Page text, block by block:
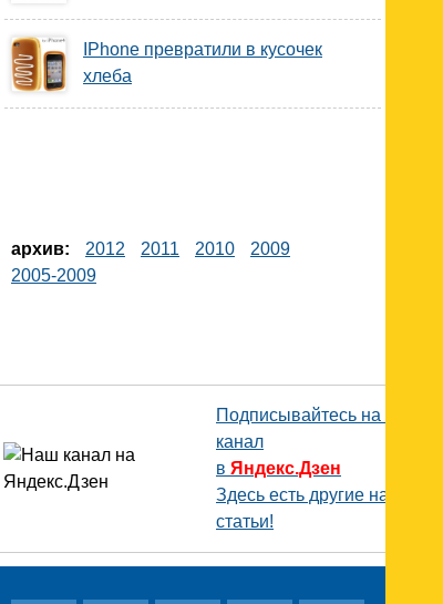
IPhone превратили в кусочек
хлеба
архив: 2012 2011 2010
2009
2005-2009
Подписывайтесь на наш
канал
в Яндекс.Дзен
Здесь есть другие наши
статьи!